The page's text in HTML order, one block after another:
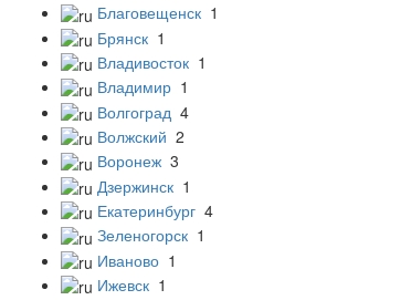
Благовещенск 1
Брянск 1
Владивосток 1
Владимир 1
Волгоград 4
Волжский 2
Воронеж 3
Дзержинск 1
Екатеринбург 4
Зеленогорск 1
Иваново 1
Ижевск 1